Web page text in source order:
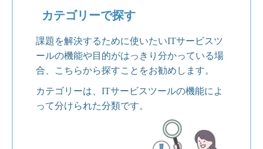
カテゴリーで探す
課題を解決するために使いたいITサービスツ
ールの機能や目的がはっきり分かっている場
合、こちらから探すことをお勧めします。
カテゴリーは、ITサービスツールの機能によ
って分けられた分類です。